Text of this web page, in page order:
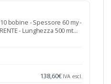
bobine - Spessore 60 my -
- Lunghezza 500 mt…
138,60€ IVA escl.